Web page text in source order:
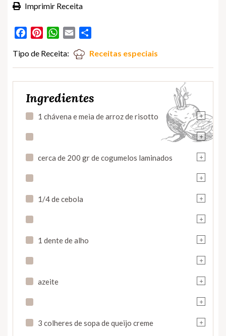
Imprimir Receita
FacebookPinterestWhatsApp
Email
Tipo de Receita: Receitas especiais
Ingredientes
+
1 chávena e meia de arroz de risotto
+
+
cerca de 200 gr de cogumelos laminados
+
+
1/4 de cebola
+
+
1 dente de alho
+
+
azeite
+
+
3 colheres de sopa de queijo creme